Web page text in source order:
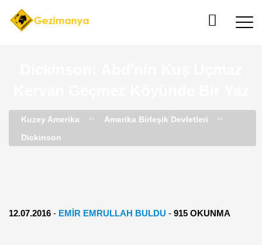
Kuzey Amerika
Amerika Birleşik Devletleri
Dickinson
12.07.2016 - EMIR EMRULLAH BULDU - 915 OKUNMA